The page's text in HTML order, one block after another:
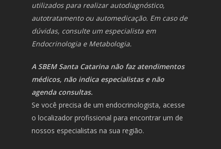
utilizados para realizar autodiagnóstico,
autotratamento ou automedicação. Em caso de
dúvidas, consulte um especialista em
Endocrinologia e Metabologia.
A SBEM Santa Catarina não faz atendimentos
médicos, não indica especialistas e não
agenda consultas.
Se você precisa de um endocrinologista, acesse
o localizador profissional para encontrar um de
nossos especialistas na sua região.